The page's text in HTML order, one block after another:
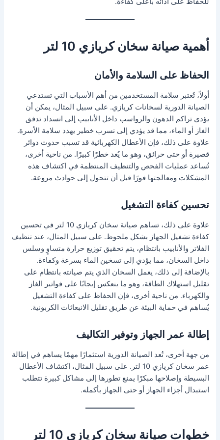
أهمية صيانة سخان كريازي 10 لتر
الحفاظ على السلامة والأمان
أولاً، تُعتبر سلامة المستخدمين من أهم الأسباب التي تستدعي
الصيانة الدورية لسخانات كريازي. على سبيل المثال، يمكن أن
يؤدي تراكم الدهون والرواسب داخل الأنابيب إلى انسداد تدفق
الغاز أو الماء، مما قد يؤدي إلى تسرب خطير يهدد سلامة الأسرة.
علاوة على ذلك، فإن الأعطال الكهربائية قد تسبب حدوث دوائر
قصيرة أو حتى حرائق، وهو ما يُعد خطرًا كبيرًا. من ناحية أخرى،
تُساعد عمليات الفحص والتنظيف المنتظمة في اكتشاف هذه
المشكلات ومعالجتها فورًا قبل أن تتحول إلى حوادث مروعة.
تحسين كفاءة التشغيل
علاوة على ذلك، تساهم صيانة سخان كريازي 10 لتر في تحسين
كفاءة تشغيل الجهاز بشكل ملحوظ. على سبيل المثال، عند تنظيف
الفلاتر والأنابيب بانتظام، يتم تحقيق توزيع حرارة متساوٍ وسلس
داخل السخان، مما يؤدي إلى تسخين الماء بسرعة وكفاءة.
بالإضافة إلى ذلك، يعمل السخان الذي يتم صيانته بانتظام على
تقليل استهلاك الطاقة، وهو ما ينعكس إيجابًا على فواتير الغاز
والكهرباء. من ناحية أخرى، فإن الحفاظ على كفاءة التشغيل
يُساهم في حماية البيئة عن طريق تقليل الانبعاثات الكربونية.
إطالة عمر الجهاز وتوفير التكاليف
من جهة أخرى، تُعد الصيانة الدورية استثمارًا مهمًا يساهم في إطالة
عمر سخان كريازي 10 لتر. على سبيل المثال، اكتشاف الأعطال
البسيطة وإصلاحها مبكرًا يمنع تطورها إلى مشاكل كبيرة تتطلب
استبدال أجزاء الجهاز أو حتى الجهاز بأكمله.
خطوات صيانة سخان كريازي 10 لتر